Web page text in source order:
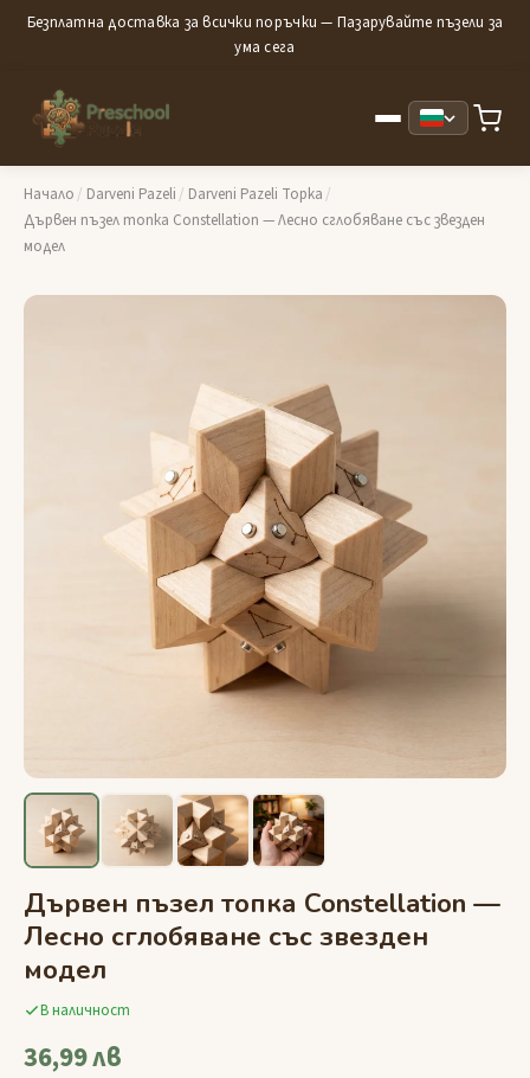
Безплатна доставка за всички поръчки — Пазарувайте пъзели за
ума сега
Начало / Darveni Pazeli / Darveni Pazeli Topka /
Дървен пъзел топка Constellation — Лесно сглобяване със звезден
модел
Дървен пъзел топка Constellation —
Лесно сглобяване със звезден
модел
В наличност
36,99 лв